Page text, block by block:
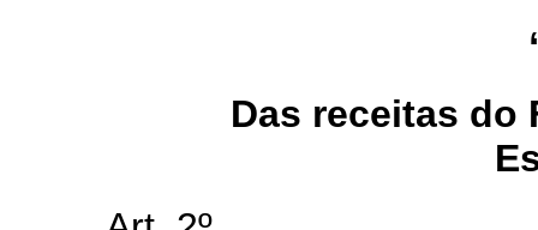
Das receitas do